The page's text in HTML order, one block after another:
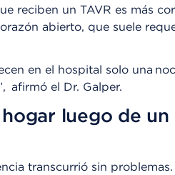
reciben un TAVR es más
abierto, que suele
en el hospital solo una
afirmó el Dr. Galper.
luego de un
transcurrió sin problemas.